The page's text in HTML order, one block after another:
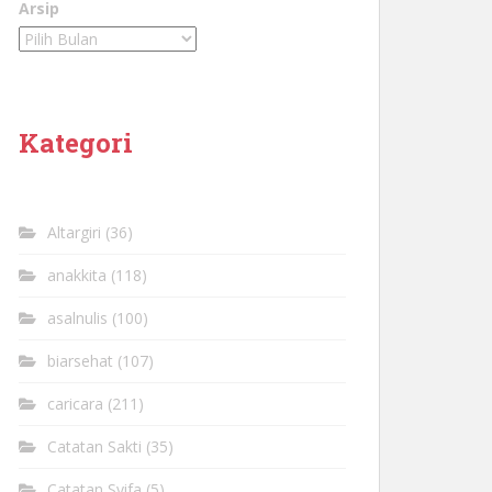
Arsip
Kategori
Altargiri (36)
anakkita (118)
asalnulis (100)
biarsehat (107)
caricara (211)
Catatan Sakti (35)